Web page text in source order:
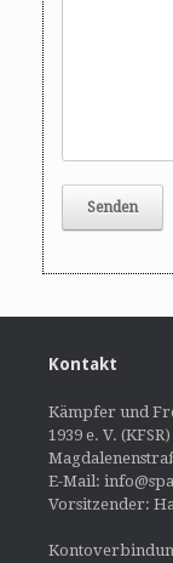
Kontakt
Kämpfer und
1939 e. V. (KFSR)
E-Mail:
Vorsitzender: